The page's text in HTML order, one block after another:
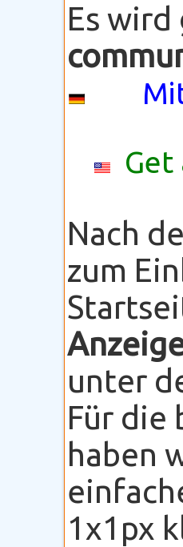
Es
Get
Nach
zum
unter
Für die
haben
1x1px